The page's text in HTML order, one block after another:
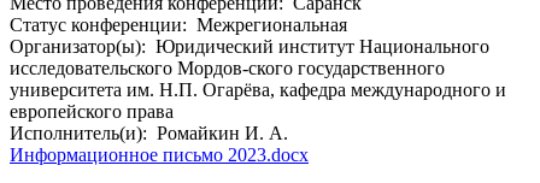
Статус конференции: Межрегиональная
Организатор(ы): Юридический институт Национального
исследовательского Мордов-ского государственного
университета им. Н.П. Огарёва, кафедра международного и
европейского права
Исполнитель(и): Ромайкин И. А.
Информационное письмо 2023.docx